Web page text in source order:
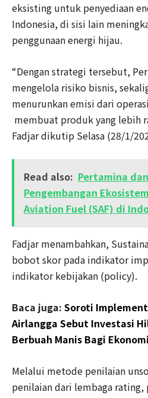
eksisting untuk penyediaan
Indonesia, di sisi lain
penggunaan energi hijau.
“Dengan strategi tersebut,
mengelola risiko bisnis,
menurunkan emisi dari
membuat produk yang lebih
Fadjar dikutip Selasa (28/1/
Read also: Pertamina
Pengembangan
Aviation Fuel (SAF) di
Fadjar menambahkan,
bobot skor pada indikator
indikator kebijakan (policy).
Baca juga: Soroti
Airlangga Sebut Investasi
Berbuah Manis Bagi
Melalui metode penilaian
penilaian dari lembaga rating,